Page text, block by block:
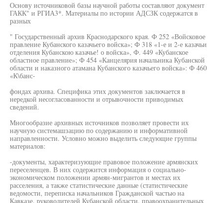
Основу источниковой базы научной работы составляют документ
ГАКК" и РГИА3*. Материалы по истории АДСЗК содержатся в
разных
" Государственный архив Краснодарского края. Ф 252 «Войсковое
правление Кубанского казачьего войска»; Ф 318 «1-е и 2-е казачьи
отделения Кубанскою казачье! о войска», Ф. 449 «Кубанское
областное правление»; Ф 454 «Канцелярия начальника Кубанской
области и наказного атамана Кубанского казачьего войска»: Ф 460
«К\банс-
фондах архива. Специфика этих документов заключается в
нередкой несогласованности и отрывочности приводимых
сведений.
Многообразие архивных источников позволяет провести их
научную системашзацию по содержанию и информативной
направленности. Условно можно выделить следующие группы
материалов:
-документы, характеризующие правовое положение армянских
переселенцев. В них содержится информация о социально-
экономическом положении армян-мигрантов и местах их
расселения, а также статистические данные (статистические
ведомости, переписка начальников Гражданской частью на
Кавказе, руководителей Кубанской области, правоохранительных